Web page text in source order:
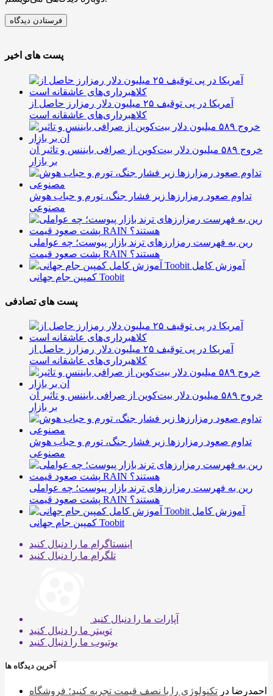
پست های اخیر
آمریکا در پی توقیف ۲۵ میلیون دلار رمزارز حاصل از
کلاهبرداری‌های عاشقانه است
خروج ۵۸۹ میلیون دلار بیت‌کوین از صرافی بایننس و تاثیر آن
بر بازار
تداوم صعود رمزارزها زیر فشار جنگ، تورم و حباب هوش
مصنوعی
رین به فهرست رمزارزهای ترند بازار پیوست؛ چه عواملی
پشت صعود قیمت RAIN هستند؟
آموزش کامل
کمپین جام جهانی Toobit
پست های تصادفی
آمریکا در پی توقیف ۲۵ میلیون دلار رمزارز حاصل از
کلاهبرداری‌های عاشقانه است
خروج ۵۸۹ میلیون دلار بیت‌کوین از صرافی بایننس و تاثیر آن
بر بازار
تداوم صعود رمزارزها زیر فشار جنگ، تورم و حباب هوش
مصنوعی
رین به فهرست رمزارزهای ترند بازار پیوست؛ چه عواملی
پشت صعود قیمت RAIN هستند؟
آموزش کامل
کمپین جام جهانی Toobit
اینستاگرام ما را دنبال کنید
تلگرام ما را دنبال کنید
آپارات ما را دنبال کنید
توییتر ما را دنبال کنید
یوتیوب ما را دنبال کنید
آخرین دیدگاه ها
احمدرضا در تکنولوژی را با نصف قیمت تجربه کنید؛ فروشگاه